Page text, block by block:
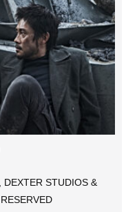
STUDIOS &